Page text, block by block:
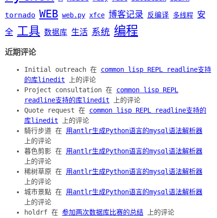
tornado WEB web.py xfce 博客记录 反编译 多线程 安
全 工具 数据库 生活 系统 编程
近期评论
Initial outreach 在 common lisp REPL readline支持
的库linedit 上的评论
Project consultation 在 common lisp REPL
readline支持的库linedit 上的评论
Quote request 在 common lisp REPL readline支持的
库linedit 上的评论
騎行步道 在 用antlr生成Python语言的mysql语法解析器
上的评论
暮色剪影 在 用antlr生成Python语言的mysql语法解析器
上的评论
稀树草原 在 用antlr生成Python语言的mysql语法解析器
上的评论
城市景點 在 用antlr生成Python语言的mysql语法解析器
上的评论
holdrf 在 参加两次数据库比赛的总结 上的评论